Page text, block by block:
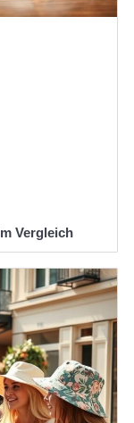
Vergleich